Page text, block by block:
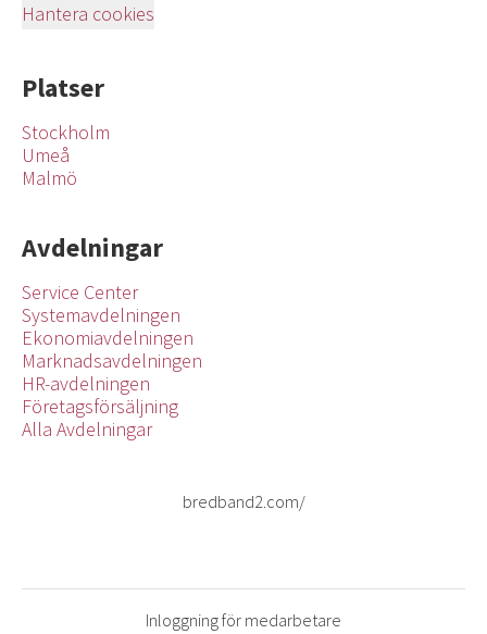
Hantera cookies
Platser
Stockholm
Umeå
Malmö
Avdelningar
Service Center
Systemavdelningen
Ekonomiavdelningen
Marknadsavdelningen
HR-avdelningen
Företagsförsäljning
Alla Avdelningar
bredband2.com/
Inloggning för medarbetare